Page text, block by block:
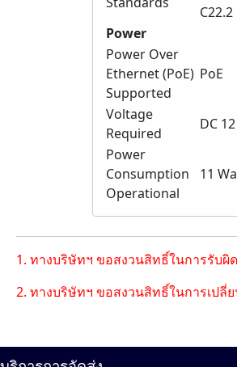
Power
Power Over
Ethernet (PoE)
Supported
PoE
Voltage
Required
DC
Power
Consumption
Operational
11
1. ทางบริษัทฯ ขอสงวนสิทธิ์ในการรับ
2. ทางบริษัทฯ ขอสงวนสิทธิ์ในการเปลี่